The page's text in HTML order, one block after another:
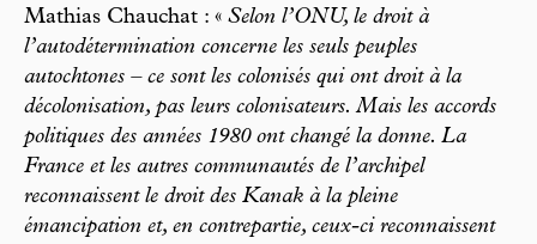
Mathias Chauchat : « Selon l’ONU, le droit à
l’autodétermination concerne les seuls peuples
autochtones – ce sont les colonisés qui ont droit à la
décolonisation, pas leurs colonisateurs. Mais les accords
politiques des années 1980 ont changé la donne. La
France et les autres communautés de l’archipel
reconnaissent le droit des Kanak à la pleine
émancipation et, en contrepartie, ceux-ci reconnaissent